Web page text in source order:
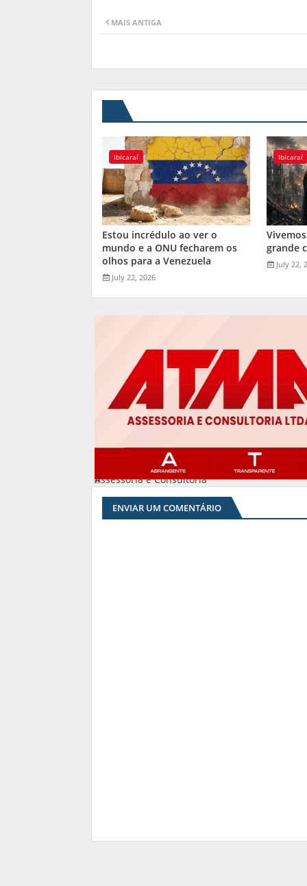
MAIS ANTIGA
Ibicaraí
Estou incrédulo ao ver o
mundo e a ONU fecharem os
olhos para a Venezuela
July 22, 2026
Ibicaraí
grande
July 22,
Assessoria e Consultoria
#
ENVIAR UM COMENTÁRIO